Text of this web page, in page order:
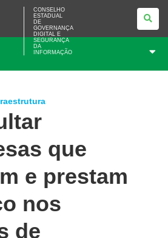
CONSELHO
ESTADUAL
DE
GOVERNANÇA
DIGITAL E
SEGURANÇA
DA
INFORMAÇÃO
que
e prestam
nos
de